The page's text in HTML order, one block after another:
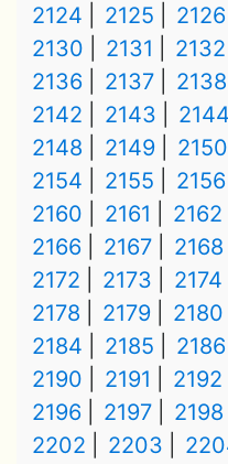
2124 2125 2126
2130
2131 2132
2136
2137 2138
2142
2143 2144
2148
2149 2150
2154
2155 2156
2160
2161 2162
2166
2167 2168
2172
2173 2174
2178
2179 2180
2184
2185 2186
2190
2191 2192
2196
2197 2198
2202
2203